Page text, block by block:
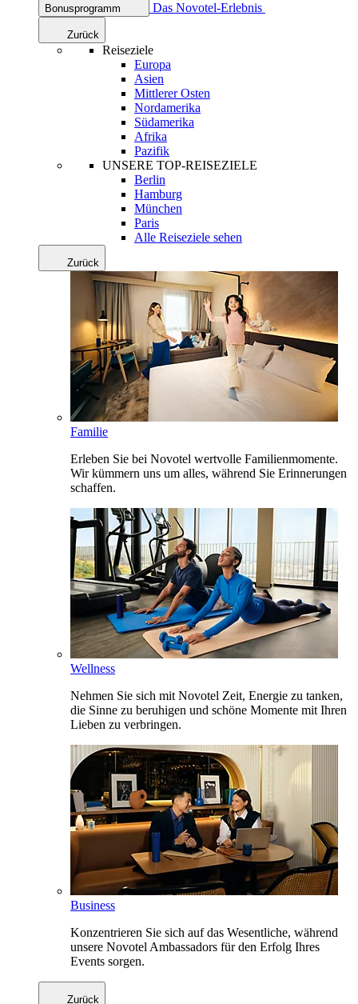
Bonusprogramm Das Novotel-Erlebnis
Zurück
Reiseziele
Europa
Asien
Mittlerer Osten
Nordamerika
Südamerika
Afrika
Pazifik
UNSERE TOP-REISEZIELE
Berlin
Hamburg
München
Paris
Alle Reiseziele sehen
Zurück
Familie
Erleben Sie bei Novotel wertvolle Familienmomente.
Wir kümmern uns um alles, während Sie Erinnerungen
schaffen.
Wellness
Nehmen Sie sich mit Novotel Zeit, Energie zu tanken,
die Sinne zu beruhigen und schöne Momente mit Ihren
Lieben zu verbringen.
Business
Konzentrieren Sie sich auf das Wesentliche, während
unsere Novotel Ambassadors für den Erfolg Ihres
Events sorgen.
Zurück